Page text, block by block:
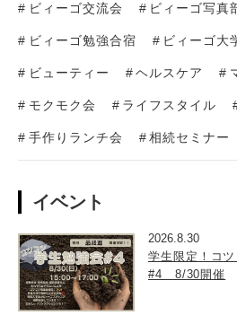
ビィーゴ交流会 ビィーゴ写真
ビィーゴ勉強合宿 ビィーゴ大
ビューティー ヘルスケア
モクモク会 ライフスタイル
手作りランチ会 相続セミナー
イベント
2026.8.30
学生限定！コ
#4 8/30開催